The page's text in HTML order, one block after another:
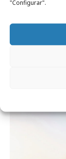
"Configurar".
Smartme